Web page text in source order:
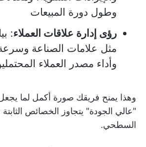
وطول دورة المبيعات
رؤى إدارة علاقات العملاء:
مثل علامات الصناعة
وأداء مصدر العملاء
وهذا يمنح فريقك صورة أكمل لما
"عالي الجودة" يتجاوز الخصائص
السطحي.